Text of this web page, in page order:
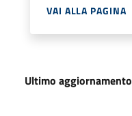
VAI ALLA PAGINA
Ultimo aggiornamento